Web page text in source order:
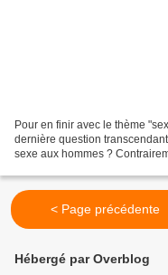
Pour en finir avec le thème
dernière question
sexe aux hommes ?
< Page précédente
Hébergé par Overblog